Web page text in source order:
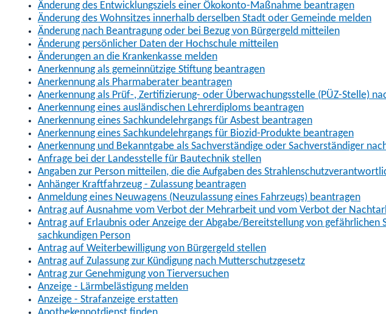
Änderung des Entwicklungsziels einer Ökokonto-Maßnahme beantragen
Änderung des Wohnsitzes innerhalb derselben Stadt oder Gemeinde melden
Änderung nach Beantragung oder bei Bezug von Bürgergeld mitteilen
Änderung persönlicher Daten der Hochschule mitteilen
Änderungen an die Krankenkasse melden
Anerkennung als gemeinnützige Stiftung beantragen
Anerkennung als Pharmaberater beantragen
Anerkennung als Prüf-, Zertifizierung- oder Überwachungsstelle (PÜZ-Stelle)
Anerkennung eines ausländischen Lehrerdiploms beantragen
Anerkennung eines Sachkundelehrgangs für Asbest beantragen
Anerkennung eines Sachkundelehrgangs für Biozid-Produkte beantragen
Anerkennung und Bekanntgabe als Sachverständige oder Sachverständiger
Anfrage bei der Landesstelle für Bautechnik stellen
Angaben zur Person mitteilen, die die Aufgaben des
Anhänger Kraftfahrzeug - Zulassung beantragen
Anmeldung eines Neuwagens (Neuzulassung eines Fahrzeugs) beantragen
Antrag auf Ausnahme vom Verbot der Mehrarbeit und vom Verbot der
Antrag auf Erlaubnis oder Anzeige der Abgabe/Bereitstellung von gefährlichen
sachkundigen Person
Antrag auf Weiterbewilligung von Bürgergeld stellen
Antrag auf Zulassung zur Kündigung nach Mutterschutzgesetz
Antrag zur Genehmigung von Tierversuchen
Anzeige - Lärmbelästigung melden
Anzeige - Strafanzeige erstatten